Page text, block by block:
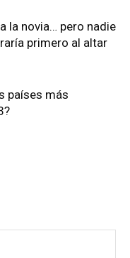
la novia… pero nadie
primero al altar
países más